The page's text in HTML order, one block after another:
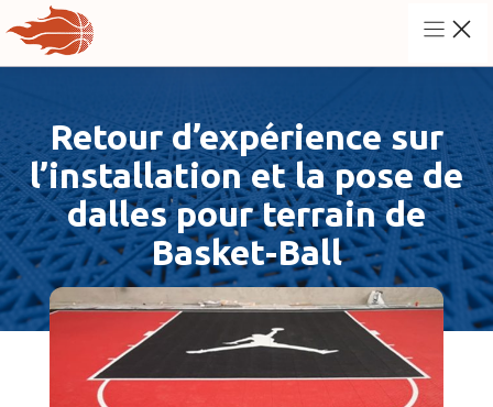
au
contenu
Retour d’expérience sur
l’installation et la pose de
dalles pour terrain de
Basket-Ball